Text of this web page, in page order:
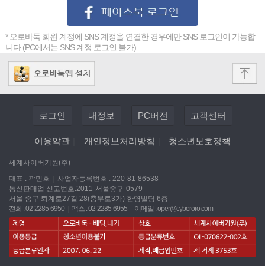
* 오로바둑 회원 계정에 SNS 계정을 연결한 경우에만 SNS 로그인이 가능합
니다.(PC에서는 SNS 계정 로그인 불가)
로그인 내정보 PC버전 고객센터
이용약관 개인정보처리방침 청소년보호정책
세계사이버기원(주)
대표 : 곽민호
사업자등록번호 : 220-81-86538
통신판매업 신고번호:2011-서울중구-0579
서울 중구 퇴계로27길 28(충무로3가) 한영빌딩 6층
전화 : 02-2285-6950
팩스 : 02-2285-6955 이메일 :oper@cyberoro.com